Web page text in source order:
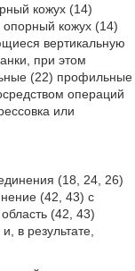
кожух (14)
кожух (14)
вертикальную
при этом
(22) профильные
операций
или
(18, 24, 26)
(42, 43) с
(42, 43)
в результате,